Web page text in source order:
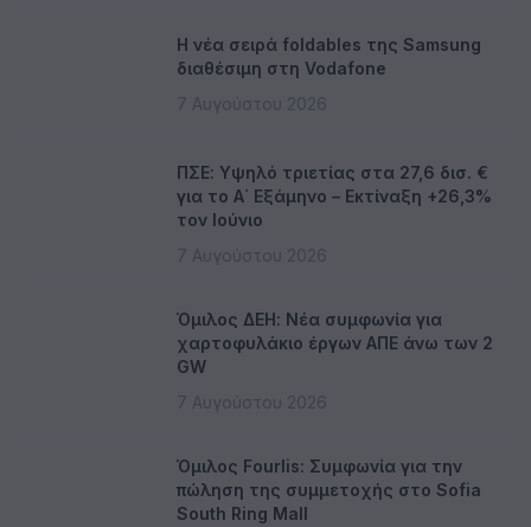
Η νέα σειρά foldables της Samsung
διαθέσιμη στη Vodafone
7 Αυγούστου 2026
ΠΣΕ: Υψηλό τριετίας στα 27,6 δισ. €
για το Α΄ Εξάμηνο – Εκτίναξη +26,3%
τον Ιούνιο
7 Αυγούστου 2026
Όμιλος ΔΕΗ: Νέα συμφωνία για
χαρτοφυλάκιο έργων ΑΠΕ άνω των 2
GW
7 Αυγούστου 2026
Όμιλος Fourlis: Συμφωνία για την
πώληση της συμμετοχής στο Sofia
South Ring Mall